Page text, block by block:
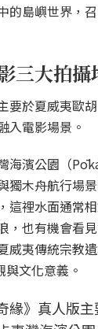
的島嶼世界，
三大拍攝
要於夏威夷歐
入電影場景。
海濱公園（
獨木舟航行場
這裡水面通常
，也有機會看
威夷傳統宗教
文化意義。